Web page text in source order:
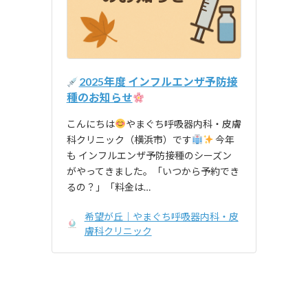
2025年度 インフルエンザ予防接
種のお知らせ
こんにちは
やまぐち呼吸器内科・皮膚
科クリニック（横浜市）です
今年
も インフルエンザ予防接種のシーズン
がやってきました。「いつから予約でき
るの？」「料金は…
希望が丘｜やまぐち呼吸器内科・皮
膚科クリニック